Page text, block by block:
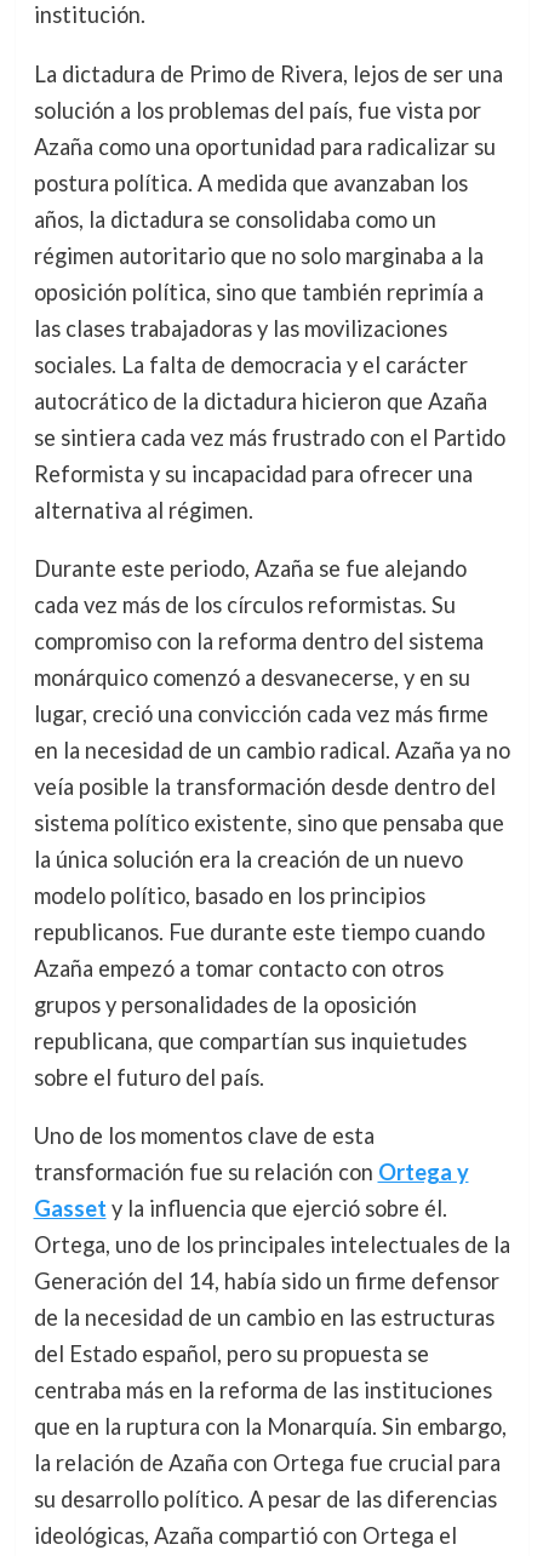
institución.
La dictadura de Primo de Rivera, lejos de ser una
solución a los problemas del país, fue vista por
Azaña como una oportunidad para radicalizar su
postura política. A medida que avanzaban los
años, la dictadura se consolidaba como un
régimen autoritario que no solo marginaba a la
oposición política, sino que también reprimía a
las clases trabajadoras y las movilizaciones
sociales. La falta de democracia y el carácter
autocrático de la dictadura hicieron que Azaña
se sintiera cada vez más frustrado con el Partido
Reformista y su incapacidad para ofrecer una
alternativa al régimen.
Durante este periodo, Azaña se fue alejando
cada vez más de los círculos reformistas. Su
compromiso con la reforma dentro del sistema
monárquico comenzó a desvanecerse, y en su
lugar, creció una convicción cada vez más firme
en la necesidad de un cambio radical. Azaña ya no
veía posible la transformación desde dentro del
sistema político existente, sino que pensaba que
la única solución era la creación de un nuevo
modelo político, basado en los principios
republicanos. Fue durante este tiempo cuando
Azaña empezó a tomar contacto con otros
grupos y personalidades de la oposición
republicana, que compartían sus inquietudes
sobre el futuro del país.
Uno de los momentos clave de esta
transformación fue su relación con Ortega y
Gasset y la influencia que ejerció sobre él.
Ortega, uno de los principales intelectuales de la
Generación del 14, había sido un firme defensor
de la necesidad de un cambio en las estructuras
del Estado español, pero su propuesta se
centraba más en la reforma de las instituciones
que en la ruptura con la Monarquía. Sin embargo,
la relación de Azaña con Ortega fue crucial para
su desarrollo político. A pesar de las diferencias
ideológicas, Azaña compartió con Ortega el